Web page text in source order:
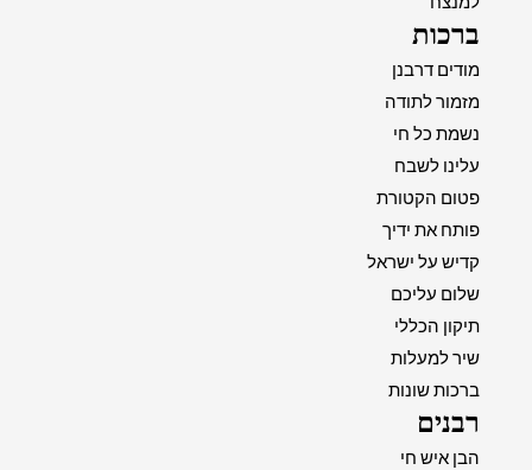
ברכות
מודים דרבנן
מזמור לתודה
נשמת כל חי
עלינו לשבח
פטום הקטורת
פותח את ידיך
קדיש על ישראל
שלום עליכם
תיקון הכללי
שיר למעלות
ברכות שונות
רבנים
הבן איש חי